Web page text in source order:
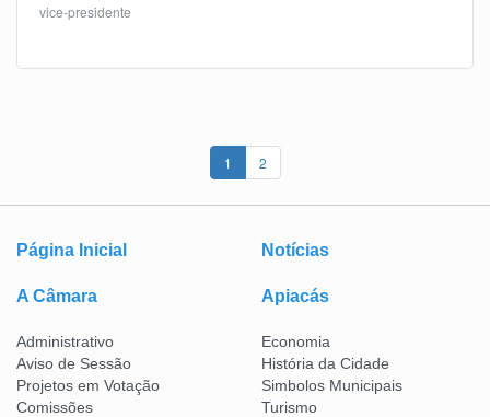
vice-presidente
1 2
Página Inicial Notícias
A Câmara
Administrativo
Aviso de Sessão
Projetos em Votação
Comissões
Apiacás
Economia
História da Cidade
Simbolos Municipais
Turismo